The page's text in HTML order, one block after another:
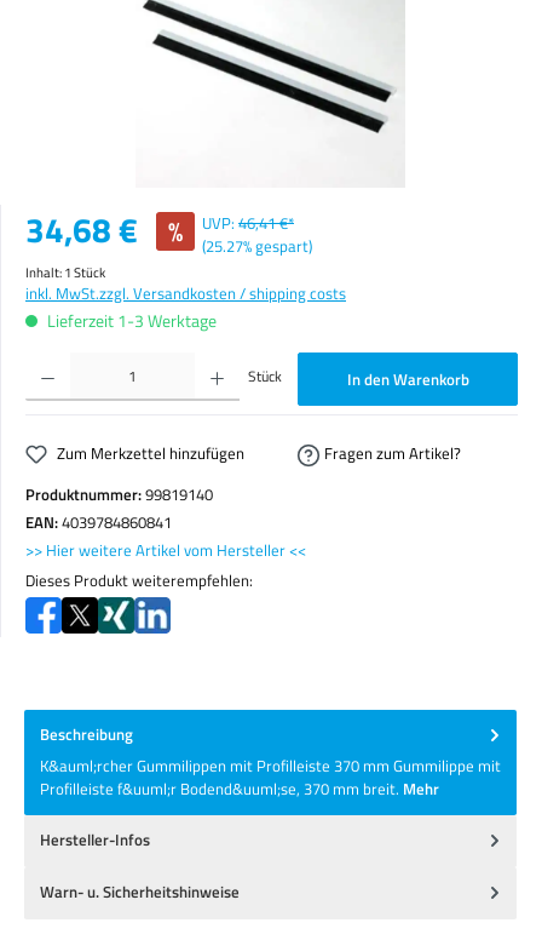
Verkaufspreis:
34,68 € % UVP: 46,41 €*
(25.27% gespart)
Inhalt:1 Stück
inkl. MwSt.zzgl. Versandkosten / shipping costs
Lieferzeit 1-3 Werktage
Produkt Anzahl: Gib den gewünschten Wert ein oder benutze die Schaltflächen um die Anzahl zu
Stück In den Warenkorb
Zum Merkzettel hinzufügen
Fragen zum Artikel?
Produktnummer:99819140
EAN:4039784860841
>> Hier weitere Artikel vom Hersteller <<
Dieses Produkt weiterempfehlen:
Beschreibung
K&auml;rcher Gummilippen mit Profilleiste 370 mm Gummilippe mit
Profilleiste f&uuml;r Bodend&uuml;se, 370 mm breit. Mehr
Hersteller-Infos
Warn- u. Sicherheitshinweise